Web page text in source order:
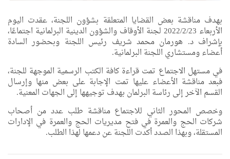
بهدف مناقشة بعض القضايا المتعلقة بشؤون اللجنة، عقدت اليوم
الأربعاء 2022/2/23 لجنة الأوقاف والشؤون الدينية البرلمانية اجتماعًا،
بإشراف د. هورمان محمد شريف رئيس اللجنة وبحضور السادة
أعضاء ومستشاري اللجنة البرلمانية.
في مستهل الاجتماع تمت قراءة كافة الكتب الرسمية الموجهة للجنة،
فبعد مناقشة الأعضاء عليها تمت الإجابة على بعض منها وإرسال
القسم الآخر إلى رئاسة البرلمان بهدف توجيهها إلى الجهات المعنية.
وخصص المحور الثاني للاجتماع مناقشة طلب عدد من أصحاب
شركات الحج والعمرة في فتح مديريات الحج والعمرة في الإدارات
المستقلة، وبهذا الصدد أكدت اللجنة عن دعمها لهذا الطلب.